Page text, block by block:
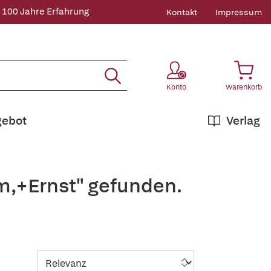
100 Jahre Erfahrung Kontakt Impressum
Konto Warenkorb
Verlag
gefunden.